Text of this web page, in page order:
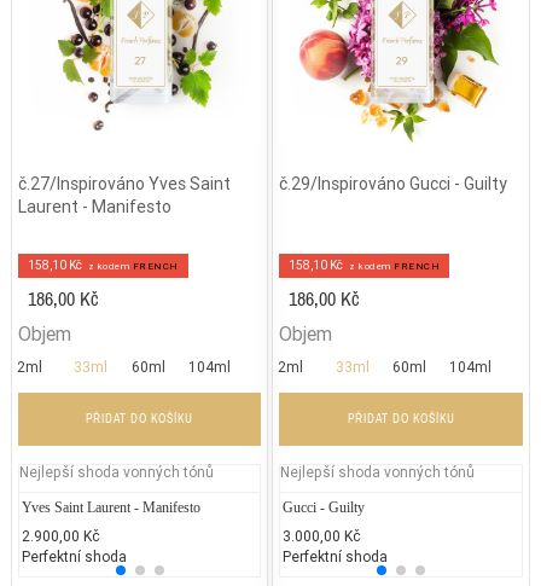
č.27/Inspirováno Yves Saint
Laurent - Manifesto
158,10 Kč z kodem FRENCH
186,00 Kč
Objem
2ml 33ml 60ml 104ml
PŘIDAT DO KOŠÍKU
Nejlepší shoda vonných tónů
Yves Saint Laurent - Manifesto
2.900,00 Kč
Perfektní shoda
Jean Paul Gaultier - Classique
2.300,00 Kč
25% běžných vonných tónů
č.29/Inspirováno Gucci - Guilty
158,10 Kč z kodem FRENCH
186,00 Kč
Objem
2ml 33ml 60ml 104ml
PŘIDAT DO KOŠÍKU
Nejlepší shoda vonných tónů
Gucci - Guilty
3.000,00 Kč
Perfektní shoda